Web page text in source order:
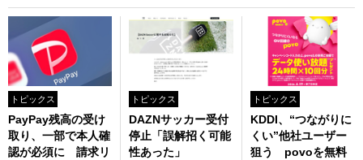
トピックス
PayPay残高の受け
取り、一部で本人確
認が必須に 請求リ
トピックス
DAZNサッカー受付
停止「誤解招く可能
性あった」
トピックス
KDDI、“つながりに
くい”他社ユーザー
狙う povoを無料